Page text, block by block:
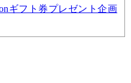
ギフト券プレゼント企画